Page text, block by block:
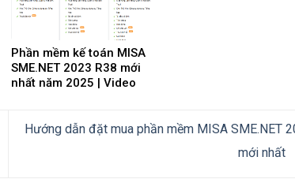
Phần mềm kế toán MISA
SME.NET 2023 R38 mới
nhất năm 2025 | Video
Hướng dẫn đặt mua phần mềm MISA SME.NET
mới nhất